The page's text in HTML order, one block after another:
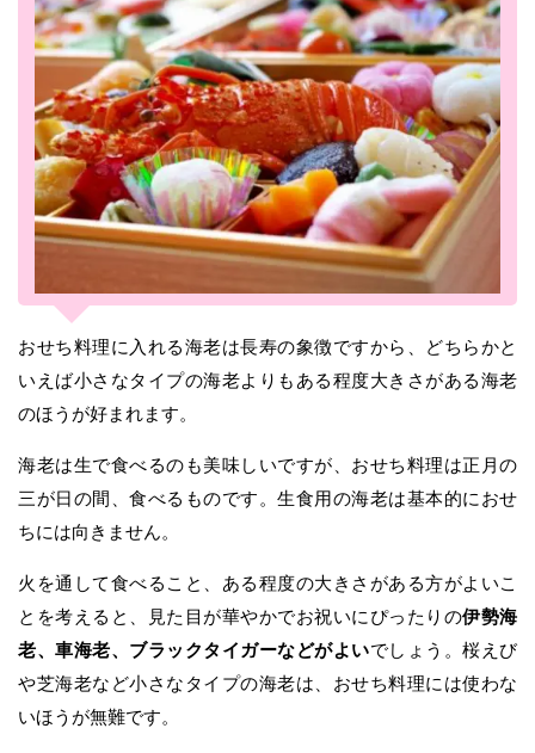
おせち料理に入れる海老は長寿の象徴ですから、どちらかと
いえば小さなタイプの海老よりもある程度大きさがある海老
のほうが好まれます。
海老は生で食べるのも美味しいですが、おせち料理は正月の
三が日の間、食べるものです。生食用の海老は基本的におせ
ちには向きません。
火を通して食べること、ある程度の大きさがある方がよいこ
とを考えると、見た目が華やかでお祝いにぴったりの伊勢海
老、車海老、ブラックタイガーなどがよいでしょう。桜えび
や芝海老など小さなタイプの海老は、おせち料理には使わな
いほうが無難です。